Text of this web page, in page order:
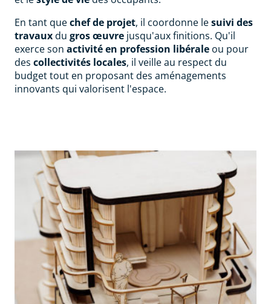
En tant quechef de projet, il coordonne lesuivi des
travauxdu gros œuvre jusqu'aux finitions. Qu'il
exerce son activité en profession libérale ou pour
des collectivités locales, il veille au respect du
budget tout en proposant des aménagements
innovants qui valorisent l'espace.